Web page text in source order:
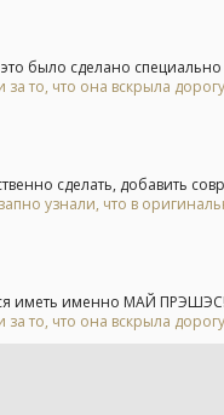
было сделано специально
за то, что она вскрыла
сделать, добавить
узнали, что в
иметь именно МАЙ
за то, что она вскрыла